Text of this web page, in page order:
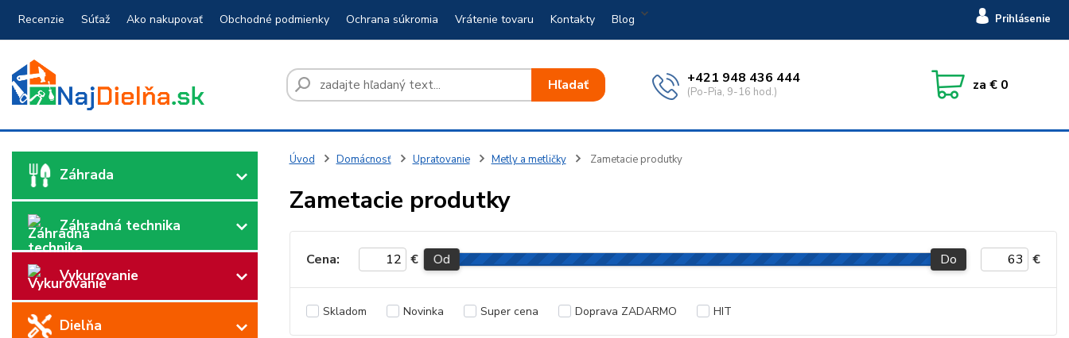
Recenzie Súťaž Ako nakupovať Obchodné podmienky Ochrana súkromia Vrátenie tovaru Kontakty Blog Prihlásenie
Hľadať +421 948 436 444
(Po-Pia, 9-16 hod.) za € 0
Záhrada
Záhradná technika
Vykurovanie
Dielňa
Úvod Domácnosť Upratovanie Metly a metličky Zametacie produtky
Zametacie produtky
Cena: € Od Do €
Skladom Novinka Super cena Doprava ZADARMO HIT